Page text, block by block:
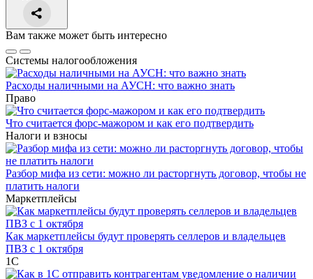
Вам также может быть интересно
Системы налогообложения
Расходы наличными на АУСН: что важно знать
Право
Что считается форс-мажором и как его подтвердить
Налоги и взносы
Разбор мифа из сети: можно ли расторгнуть договор, чтобы не
платить налоги
Маркетплейсы
Как маркетплейсы будут проверять селлеров и владельцев
ПВЗ с 1 октября
1С